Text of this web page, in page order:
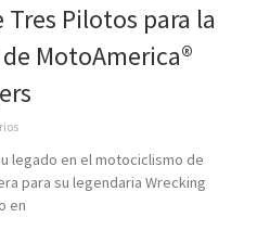
Pilotos para la
MotoAmerica®
legado en el motociclismo de
para su legendaria Wrecking
en